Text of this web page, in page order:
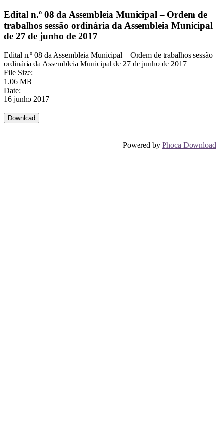
Edital n.º 08 da Assembleia Municipal – Ordem de
trabalhos sessão ordinária da Assembleia Municipal
de 27 de junho de 2017
Edital n.º 08 da Assembleia Municipal – Ordem de trabalhos sessão
ordinária da Assembleia Municipal de 27 de junho de 2017
File Size:
1.06 MB
Date:
16 junho 2017
Powered by Phoca Download